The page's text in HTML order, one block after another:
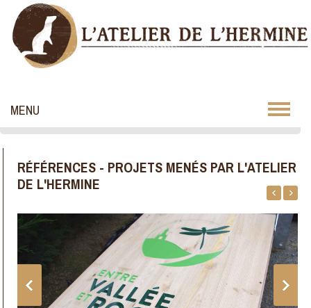
MENU
RÉFÉRENCES - PROJETS MENÉS PAR L'ATELIER
DE L'HERMINE